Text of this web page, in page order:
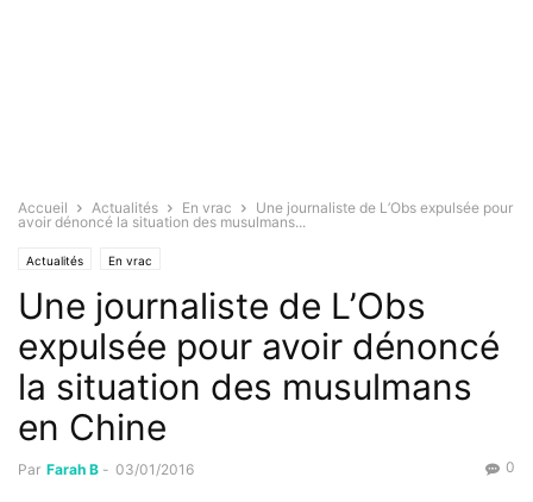
Accueil Actualités En vrac
Une journaliste de L’Obs expulsée pour
avoir dénoncé la situation des musulmans...
Actualités En vrac
Une journaliste de L’Obs
expulsée pour avoir dénoncé
la situation des musulmans
en Chine
Par Farah B - 03/01/2016 0